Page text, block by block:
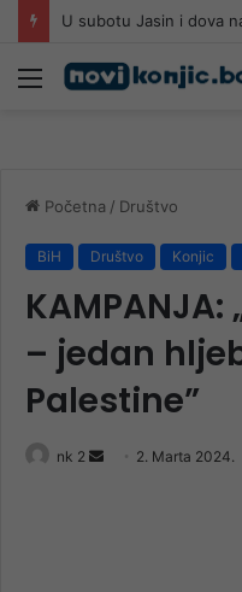
U subotu Jasin i dova
Meni
Početna / Društvo
BiH Društvo Konjic
– jedan
Palestine”
nk 2
Send 2. Marta 2024.